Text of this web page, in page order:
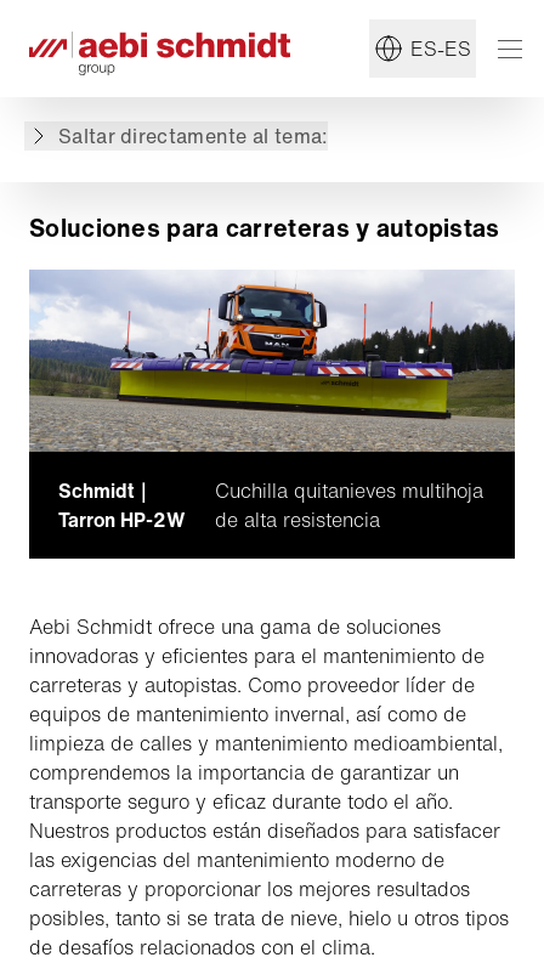
ES-ES
Saltar directamente al tema:
Soluciones para carreteras y autopistas
Publicaciones de blog destacadas
Soluciones para carreteras y autopistas
Schmidt｜
Tarron HP-2W
Cuchilla quitanieves multihoja
de alta resistencia
Aebi Schmidt ofrece una gama de soluciones
innovadoras y eficientes para el mantenimiento de
carreteras y autopistas. Como proveedor líder de
equipos de mantenimiento invernal, así como de
limpieza de calles y mantenimiento medioambiental,
comprendemos la importancia de garantizar un
transporte seguro y eficaz durante todo el año.
Nuestros productos están diseñados para satisfacer
las exigencias del mantenimiento moderno de
carreteras y proporcionar los mejores resultados
posibles, tanto si se trata de nieve, hielo u otros tipos
de desafíos relacionados con el clima.